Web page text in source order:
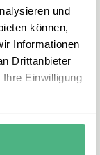
und
können,
Informationen
Drittanbieter
Einwilligung